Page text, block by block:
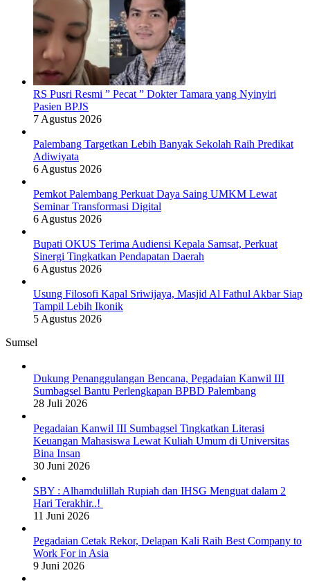
RS Pusri Resmi ” Pecat ” Dokter Tamara yang Nyinyiri
Pasien BPJS
7 Agustus 2026
Palembang Targetkan Lebih Banyak Sekolah Raih Predikat
Adiwiyata
6 Agustus 2026
Pemkot Palembang Perkuat Daya Saing UMKM Lewat
Seminar Transformasi Digital
6 Agustus 2026
Bupati OKUS Terima Audiensi Kepala Samsat, Perkuat
Sinergi Tingkatkan Pendapatan Daerah
6 Agustus 2026
Usung Filosofi Kapal Sriwijaya, Masjid Al Fathul Akbar Siap
Tampil Lebih Ikonik
5 Agustus 2026
Sumsel
Dukung Penanggulangan Bencana, Pegadaian Kanwil III
Sumbagsel Bantu Perlengkapan BPBD Palembang
28 Juli 2026
Pegadaian Kanwil III Sumbagsel Tingkatkan Literasi
Keuangan Mahasiswa Lewat Kuliah Umum di Universitas
Bina Insan
30 Juni 2026
SBY : Alhamdulillah Rupiah dan IHSG Menguat dalam 2
Hari Terakhir..!
11 Juni 2026
Pegadaian Cetak Rekor, Delapan Kali Raih Best Company to
Work For in Asia
9 Juni 2026